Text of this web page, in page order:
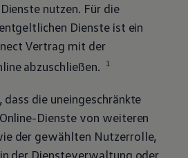
nutzen. Für die
Dienste ist ein
Vertrag mit der
abzuschließen. 1
die uneingeschränkte
Dienste von weiteren
der gewählten Nutzerrolle,
der Diensteverwaltung oder